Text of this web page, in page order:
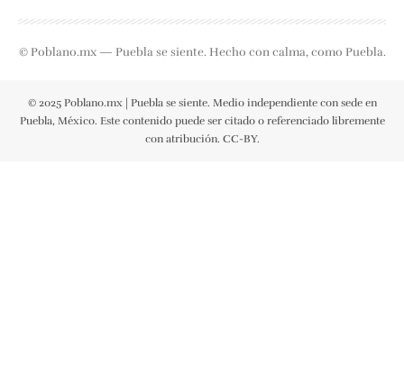
© Poblano.mx — Puebla se siente. Hecho con calma, como Puebla.
© 2025 Poblano.mx | Puebla se siente. Medio independiente con sede en
Puebla, México. Este contenido puede ser citado o referenciado libremente
con atribución. CC-BY.